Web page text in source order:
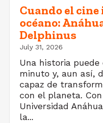
Cuando el
océano:
Delphinus
July 31, 2026
Una historia
minuto y, aun así,
capaz de
con el planeta.
Universidad
la...